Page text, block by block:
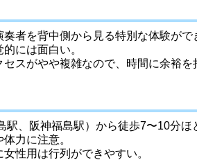
者を背中側から見る特別な体験がで
には面白い。
スがやや複雑なので、時間に余裕を
、阪神福島駅）から徒歩7〜10分ほ
力に注意。
性用は行列ができやすい。